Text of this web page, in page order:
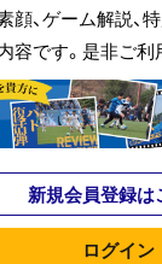
顔、ゲーム解説、
容です。是非ご利
新規会員登録は
ログイン